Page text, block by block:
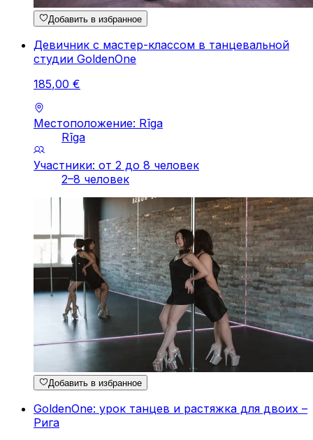
Добавить в избранное
Девичник c мастер-классом в танцевальной
студии GoldenOne
185,00 €
Местоположение: Rīga
Rīga
Участники: от 2 до 8 человек
2–8 человек
Добавить в избранное
GoldenOne: урок танцев и растяжка для двоих –
Рига